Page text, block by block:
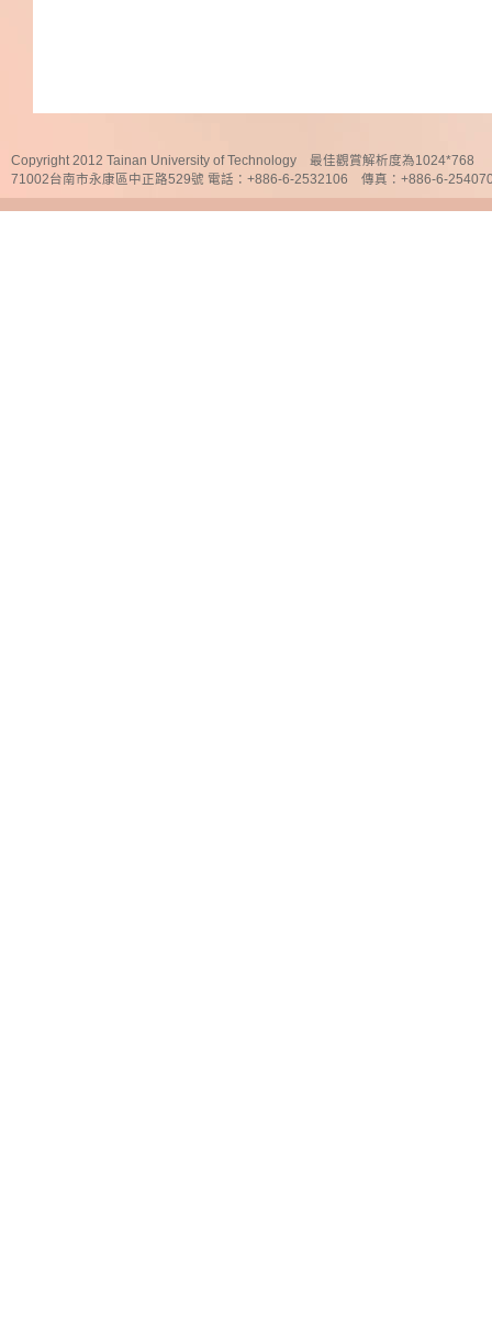
Copyright 2012 Tainan University of Technology 最佳觀賞解析度為1024*768
71002台南市永康區中正路529號 電話：+886-6-2532106 傳真：+886-6-